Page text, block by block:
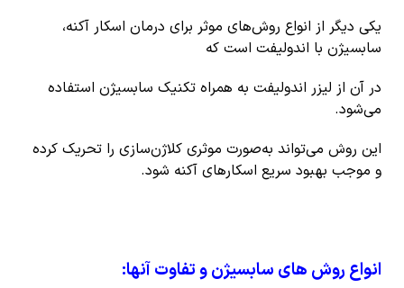
یکی دیگر از انواع روش‌های موثر برای درمان اسکار آکنه،
سابسیژن با اندولیفت است که
در آن از لیزر اندولیفت به همراه تکنیک سابسیژن استفاده
می‌شود.
این روش می‌تواند به‌صورت موثری کلاژن‌سازی را تحریک کرده
و موجب بهبود سریع اسکارهای آکنه شود.
انواع روش های سابسیژن و تفاوت آنها: